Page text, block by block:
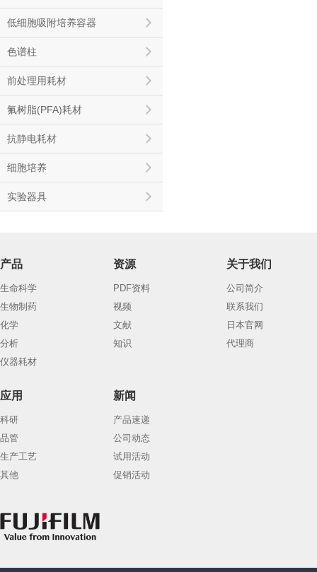
低细胞吸附培养容器
色谱柱
前处理用耗材
氟树脂(PFA)耗材
抗静电耗材
细胞培养
实验器具
产品
生命科学
生物制药
化学
分析
仪器耗材
资源
PDF资料
视频
文献
知识
关于我们
公司简介
联系我们
日本官网
代理商
应用
科研
品管
生产工艺
其他
新闻
产品速递
公司动态
试用活动
促销活动